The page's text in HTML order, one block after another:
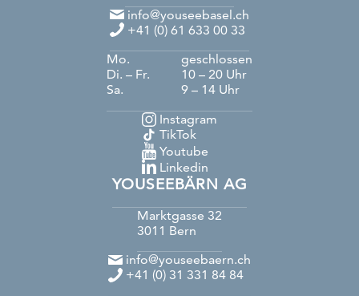
info@youseebasel.ch
+41 (0) 61 633 00 33
Mo.
geschlossen
Di. – Fr.
10 – 20 Uhr
Sa.
9 – 14 Uhr
Instagram
TikTok
Youtube
Linkedin
YOUSEEBÄRN AG
Marktgasse 32
3011 Bern
info@youseebaern.ch
+41 (0) 31 331 84 84